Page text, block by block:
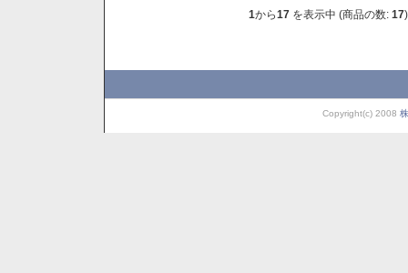
1から17 を表示中 (商品の数: 17)
Copyright(c) 2008